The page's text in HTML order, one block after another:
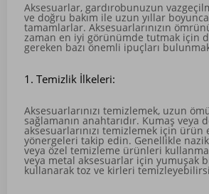
Aksesuarlar, gardırobunuzun
ve doğru bakım ile uzun yıllar boyunca
tamamlarlar. Aksesuarlarınızın
zaman en iyi görünümde tutmak için
gereken bazı önemli ipuçları
1. Temizlik İlkeleri:
Aksesuarlarınızı temizlemek, uzun
sağlamanın anahtarıdır. Kumaş veya
aksesuarlarınızı temizlemek için
yönergeleri takip edin. Genellikle
veya özel temizleme ürünleri
veya metal aksesuarlar için yumuşak
kullanarak toz ve kirleri